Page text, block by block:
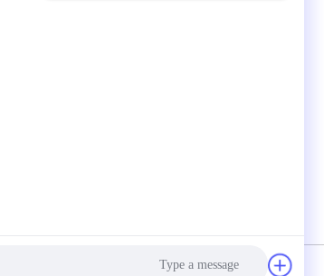
سیاست حفظ حریم خصوصی